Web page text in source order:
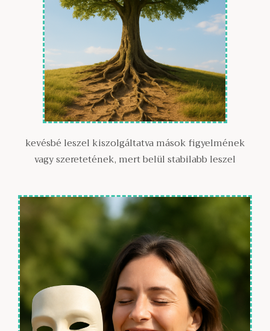
kevésbé leszel kiszolgáltatva mások figyelmének
vagy szeretetének, mert belül stabilabb leszel